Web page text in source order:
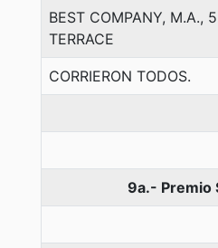
BEST COMPANY, M.A.,
TERRACE
CORRIERON TODOS.
9a.- Premio